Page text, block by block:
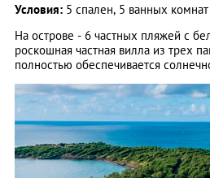
Условия: 5 спален, 5 ванных комнат
На острове - 6 частных пляжей с
роскошная частная вилла из трех
полностью обеспечивается